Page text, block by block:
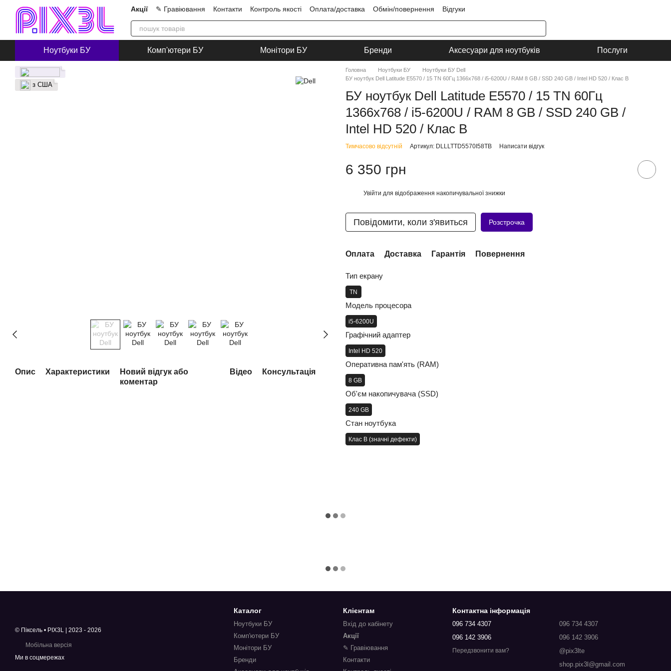
Перейти до основного контенту Акції ✎ Гравіювання Контакти Контроль якості Оплата/доставка Обмін/повернення
Відгуки
Про нас
Блог Співпраця Угода користувача
Ноутбуки БУ Комп'ютери БУ Монітори БУ Бренди Аксесуари для ноутбуків Послуги
з США
Опис Характеристики
Новий відгук або
коментар
Відео Консультація
Головна Ноутбуки БУ
Ноутбуки БУ Dell
БУ ноутбук Dell Latitude E5570 / 15 TN 60Гц 1366x768 / i5-6200U / RAM 8 GB / SSD 240 GB / Intel HD 520 / Клас B
БУ ноутбук Dell Latitude E5570 / 15 TN 60Гц
1366x768 / i5-6200U / RAM 8 GB / SSD 240 GB /
Intel HD 520 / Клас B
Тимчасово відсутній Артикул: DLLLTTD5570I58TB Написати відгук
6 350 грн
Увійти для відображення накопичувальної знижки
Повідомити, коли з'явиться Розстрочка
Оплата Доставка Гарантія Повернення
Тип екрану
TN
Модель процесора
i5-6200U
Графічний адаптер
Intel HD 520
Оперативна пам'ять (RAM)
8 GB
Об'єм накопичувача (SSD)
240 GB
Стан ноутбука
Клас B (значні дефекти)
© Піксель • PIX3L | 2023 - 2026
Мобільна версія
Ми в соцмережах
Каталог
Ноутбуки БУ
Комп'ютери БУ
Монітори БУ
Бренди
Клієнтам
Вхід до кабінету
Акції
✎ Гравіювання
Контакти
Контактна інформація
096 734 4307
096 142 3906
Передзвонити вам?
096 734 4307
096 142 3906
@pix3lte
shop.pix3l@gmail.com